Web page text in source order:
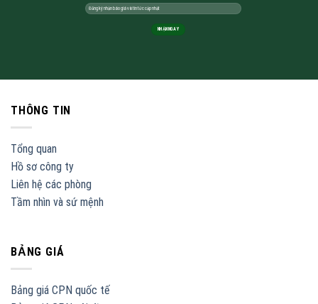
THÔNG TIN
Tổng quan
Hồ sơ công ty
Liên hệ các phòng
Tầm nhìn và sứ mệnh
BẢNG GIÁ
Bảng giá CPN quốc tế